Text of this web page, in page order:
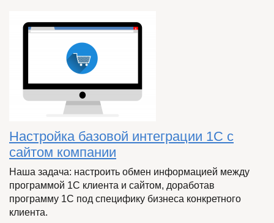
Настройка базовой интеграции 1С c
сайтом компании
Наша задача: настроить обмен информацией между
программой 1С клиента и сайтом, доработав
программу 1С под специфику бизнеса конкретного
клиента.